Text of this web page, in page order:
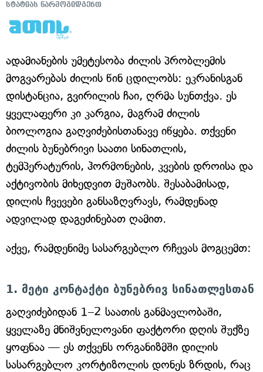
სტატიას წარმოგიდგენთ
ადამიანების უმეტესობა ძილის პრობლემის
მოგვარებას ძილის წინ ცდილობს: ეკრანისგან
დისტანცია, გვირილის ჩაი, ღრმა სუნთქვა. ეს
ყველაფერი კი კარგია, მაგრამ ძილის
ბიოლოგია გაღვიძებისთანავე იწყება. თქვენი
ძილის ბუნებრივი საათი სინათლის,
ტემპერატურის, ჰორმონების, კვების დროისა და
აქტივობის მიხედვით მუშაობს. შესაბამისად,
დილის ჩვევები განსაზღვრავს, რამდენად
ადვილად დაგეძინებათ ღამით.
აქვე, რამდენიმე სასარგებლო რჩევას მოგცემთ:
1. მეტი კონტაქტი ბუნებრივ სინათლესთან
გაღვიძებიდან 1–2 საათის განმავლობაში,
ყველაზე მნიშვნელოვანი ფაქტორი დღის შუქზე
ყოფნაა — ეს თქვენს ორგანიზმში დილის
სასარგებლო კორტიზოლის დონეს ზრდის, რაც